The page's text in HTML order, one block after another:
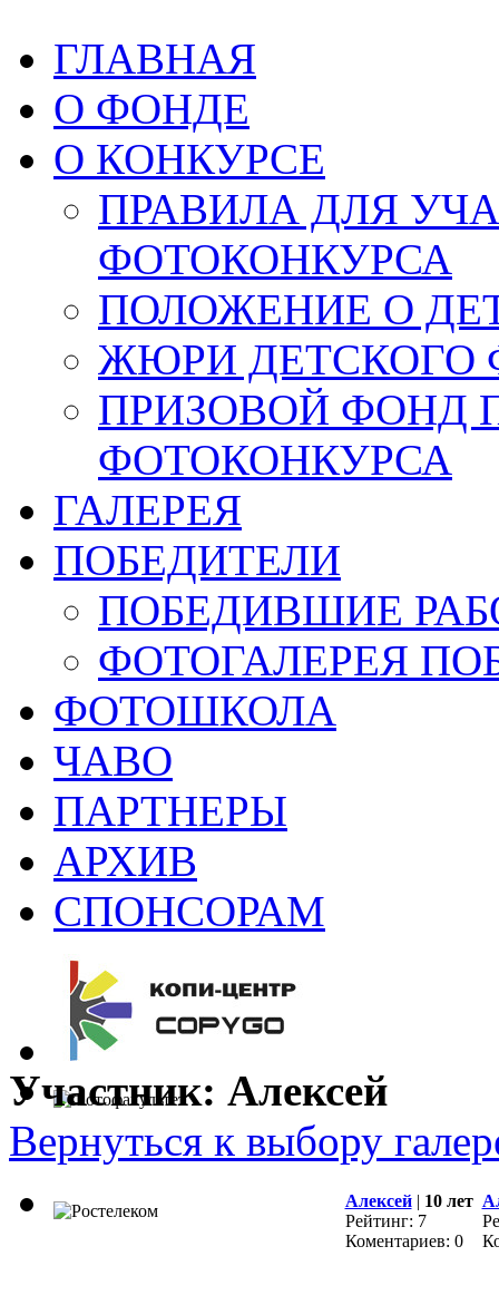
ГЛАВНАЯ
О ФОНДЕ
О КОНКУРСЕ
ПРАВИЛА ДЛЯ
ФОТОКОНКУРСА
ПОЛОЖЕНИЕ О
ЖЮРИ ДЕТСКОГО
ПРИЗОВОЙ ФОНД
ФОТОКОНКУРСА
ГАЛЕРЕЯ
ПОБЕДИТЕЛИ
ПОБЕДИВШИЕ
ФОТОГАЛЕРЕЯ
ФОТОШКОЛА
ЧАВО
ПАРТНЕРЫ
АРХИВ
СПОНСОРАМ
Участник: Алексей
Вернуться к выбору
Алексей| 10 лет
Рейтинг: 7
Коментариев: 0